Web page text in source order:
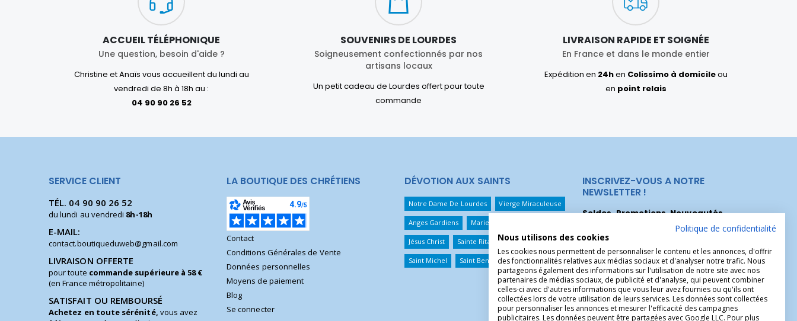
ACCUEIL TÉLÉPHONIQUE
Une question, besoin d'aide ?
Christine et Anaïs vous accueillent du lundi au
vendredi de 8h à 18h au :
04 90 90 26 52
SOUVENIRS DE LOURDES
Soigneusement confectionnés par nos
artisans locaux
Un petit cadeau de Lourdes offert pour toute
commande
LIVRAISON RAPIDE ET SOIGNÉE
En France et dans le monde entier
Expédition en 24hen Colissimo à domicileou
en point relais
SERVICE CLIENT
TÉL. 04 90 90 26 52
du lundi au vendredi 8h-18h
E-MAIL:
contact.boutiqueduweb@gmail.com
LIVRAISON OFFERTE
pour toute commande supérieure à 58 €
(en France métropolitaine)
SATISFAIT OU REMBOURSÉ
Achetez en toute sérénité, vous avez
LA BOUTIQUE DES CHRÉTIENS
Contact
Conditions Générales de Vente
Données personnelles
Moyens de paiement
Blog
Se connecter
DÉVOTION AUX SAINTS
Notre Dame De Lourdes Vierge Miraculeuse
Anges Gardiens Marie Qui Défait Les Noeuds
Jésus Christ Sainte Rita Sainte Thérèse
Saint Michel Saint Benoît Saint Christophe
INSCRIVEZ-VOUS A NOTRE
NEWSLETTER !
Soldes, Promotions, Nouveautés...
Inscrivez-vous maintenant pour recevoir
nos meilleures offres.
Politique de confidentialité
Nous utilisons des cookies
Les cookies nous permettent de personnaliser le contenu et les annonces, d'offrir
des fonctionnalités relatives aux médias sociaux et d'analyser notre trafic. Nous
partageons également des informations sur l'utilisation de notre site avec nos
partenaires de médias sociaux, de publicité et d'analyse, qui peuvent combiner
celles-ci avec d'autres informations que vous leur avez fournies ou qu'ils ont
collectées lors de votre utilisation de leurs services. Les données sont collectées
pour personnaliser les annonces et mesurer l'efficacité des campagnes
publicitaires. Les données peuvent être partagées avec Google LLC. Pour plus